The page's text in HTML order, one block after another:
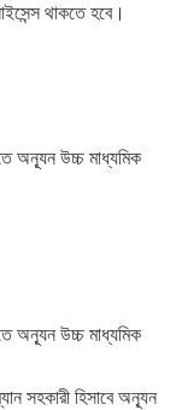
থাকতে হবে।
অন্যূন উচ্চ মাধ্যমিক
অন্যূন উচ্চ মাধ্যমিক
সহকারী হিসাবে অন্যূন